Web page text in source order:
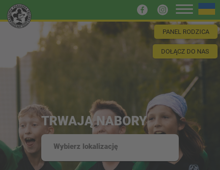
PANEL RODZICA
DOŁĄCZ DO NAS
TRWAJĄ NABORY